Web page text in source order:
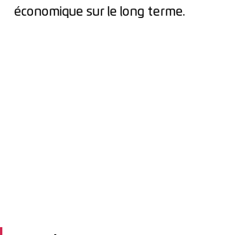
économique sur le long terme.